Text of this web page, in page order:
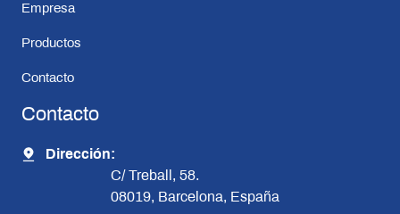
Empresa
Productos
Contacto
Contacto
Dirección:
C/ Treball, 58.
08019, Barcelona, España